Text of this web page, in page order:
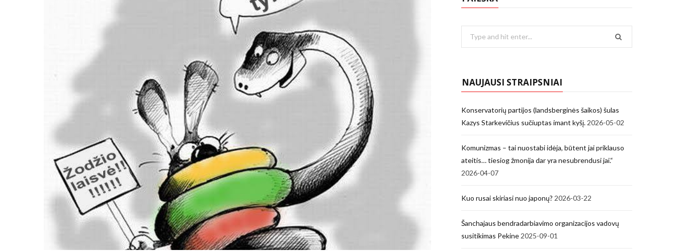
NAUJAUSI STRAIPSNIAI
Konservatorių partijos (landsberginės šaikos) šulas
Kazys Starkevičius sučiuptas imant kyšį. 2026-05-02
Komunizmas – tai nuostabi idėja, būtent jai priklauso
ateitis… tiesiog žmonija dar yra nesubrendusi jai.“
2026-04-07
Kuo rusai skiriasi nuo japonų? 2026-03-22
Šanchajaus bendradarbiavimo organizacijos vadovų
susitikimas Pekine 2025-09-01